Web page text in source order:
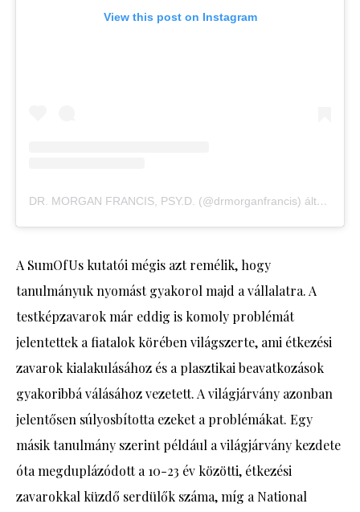
View this post on Instagram
DR. MORGAN FRANCIS, PSY.D. (@drmorganfrancis) által megosztott bejegyzés
A SumOfUs kutatói mégis azt remélik, hogy
tanulmányuk nyomást gyakorol majd a vállalatra. A
testképzavarok már eddig is komoly problémát
jelentettek a fiatalok körében világszerte, ami étkezési
zavarok kialakulásához és a plasztikai beavatkozások
gyakoribbá válásához vezetett. A világjárvány azonban
jelentősen súlyosbította ezeket a problémákat. Egy
másik tanulmány szerint például a világjárvány kezdete
óta megduplázódott a 10-23 év közötti, étkezési
zavarokkal küzdő serdülők száma, míg a National